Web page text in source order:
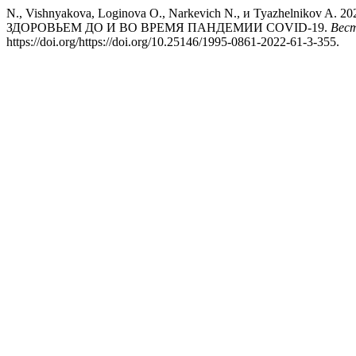
N., Vishnyakova, Loginova O., Narkevich N., и
ЗДОРОВЬЕМ ДО И ВО ВРЕМЯ ПАНДЕМИИ COVID-19.
https://doi.org/https://doi.org/10.25146/1995-0861-2022-61-3-355.